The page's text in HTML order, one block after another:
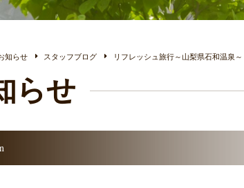
知らせ スタッフブログ リフレッシュ旅行～山梨県石和温泉～
らせ